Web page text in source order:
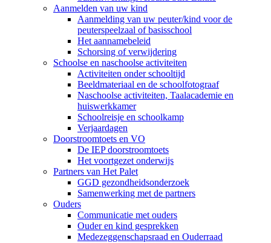
Aanmelden van uw kind
Aanmelding van uw peuter/kind voor de
peuterspeelzaal of basisschool
Het aannamebeleid
Schorsing of verwijdering
Schoolse en naschoolse activiteiten
Activiteiten onder schooltijd
Beeldmateriaal en de schoolfotograaf
Naschoolse activiteiten, Taalacademie en
huiswerkkamer
Schoolreisje en schoolkamp
Verjaardagen
Doorstroomtoets en VO
De IEP doorstroomtoets
Het voortgezet onderwijs
Partners van Het Palet
GGD gezondheidsonderzoek
Samenwerking met de partners
Ouders
Communicatie met ouders
Ouder en kind gesprekken
Medezeggenschapsraad en Ouderraad